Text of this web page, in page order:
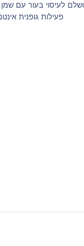
לעיסוי בעור עם
פעילות גופנית